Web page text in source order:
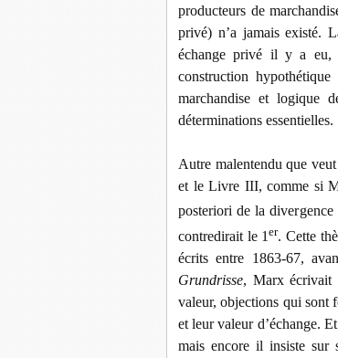
producteurs de
privé) n’a jamais existé.
échange privé il y a eu,
construction
marchandise et logique
déterminations essentielles.
Autre malentendu que
et le Livre III, comme si
posteriori de la
contredirait le 1er. Cette
écrits entre 1863-67,
Grundrisse, Marx écrivait
valeur, objections qui sont
et leur valeur d’échange.
mais encore il insiste sur